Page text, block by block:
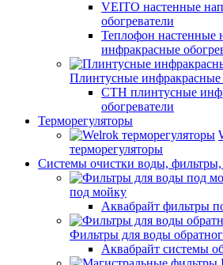
VEITO настенные
обогреватели
Теплофон настенные
инфракрасные
Плинтусные инфракрасные
СТН плинтусные
обогреватели
Терморегуляторы
терморегуляторы
Системы очистки воды,
под мойку
Аквабрайт фильтры
Фильтры для воды
Аквабрайт системы